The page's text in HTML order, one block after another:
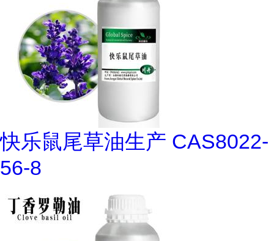
快乐鼠尾草油生产 CAS8022-
56-8